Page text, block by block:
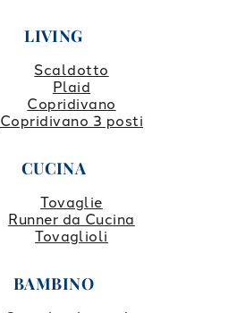
LIVING
Scaldotto
Plaid
Copridivano
Copridivano 3 posti
CUCINA
Tovaglie
Runner da Cucina
Tovaglioli
BAMBINO